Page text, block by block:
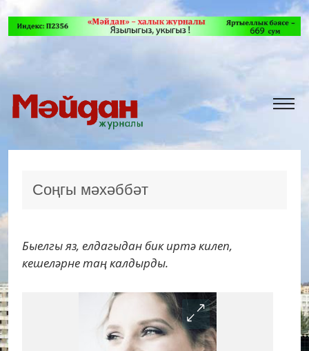
Соңгы мәхәббәт
Быелгы яз, елдагыдан бик иртә килеп,
кешеләрне таң калдырды.